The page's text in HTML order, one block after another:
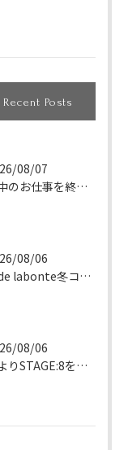
Recent Posts
08/07
午前中のお仕事を終えて、新大久保へランチに🇰🇷🤍
08/06
siro de labonte冬コレクション展示会ライブダイ...
08/06
平素よりSTAGE:8をご利用いただき、誠にありがとうござい...